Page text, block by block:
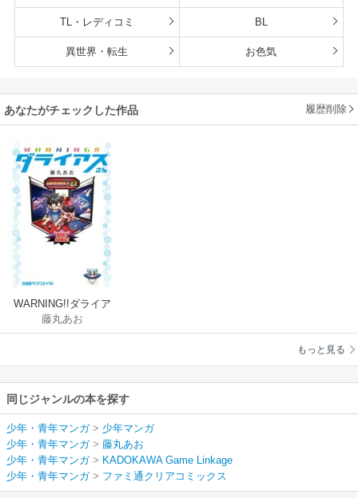
TL・レディコミ BL
異世界・転生 お色気
あなたがチェックした作品 履歴削除
WARNING!!ダライア
スさん
藤丸あお
もっと見る
同じジャンルの本を探す
少年・青年マンガ> 少年マンガ
少年・青年マンガ> 藤丸あお
少年・青年マンガ> KADOKAWA Game Linkage
少年・青年マンガ> ファミ通クリアコミックス